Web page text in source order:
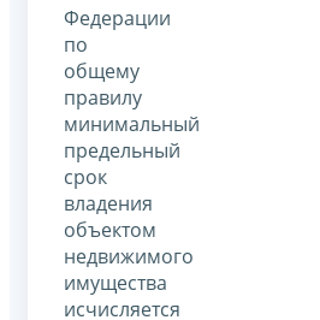
Федерации
по
общему
правилу
минимальный
предельный
срок
владения
объектом
недвижимого
имущества
исчисляется